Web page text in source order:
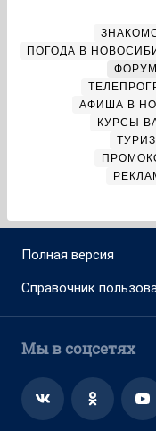
ПОГОДА В
АФИША В
КУРСЫ
Полная версия
Справочник
Мы в соцсетях